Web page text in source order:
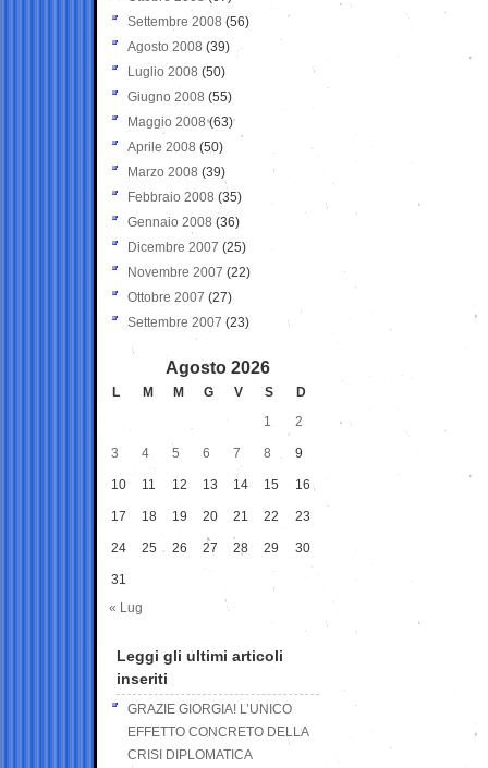
Settembre 2008 (56)
Agosto 2008 (39)
Luglio 2008 (50)
Giugno 2008 (55)
Maggio 2008(63)
Aprile 2008 (50)
Marzo 2008 (39)
Febbraio 2008 (35)
Gennaio 2008 (36)
Dicembre 2007 (25)
Novembre 2007 (22)
Ottobre 2007 (27)
Settembre 2007 (23)
Agosto 2026
L M M G V S
D
1
2
3 4 5 6 7 8 9
10 11 12 13 14 15 16
17 18 19 20 21 22 23
24 25 26 27 28 29 30
31
« Lug
Leggi gli ultimi articoli
inseriti
GRAZIE GIORGIA! L’UNICO
EFFETTO CONCRETO DELLA
CRISI DIPLOMATICA